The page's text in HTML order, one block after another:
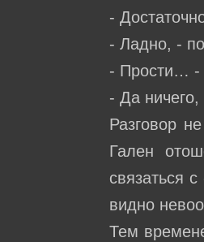
-
- Ладно, -
- Прости… -
- Да
Разговор
Гален
связаться
видно
Тем